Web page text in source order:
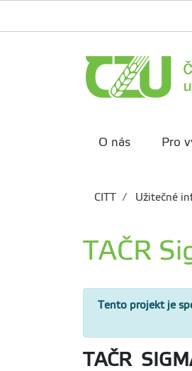
O nás Pro
CITT Užitečné
TAČR
Tento projekt je
TAČR